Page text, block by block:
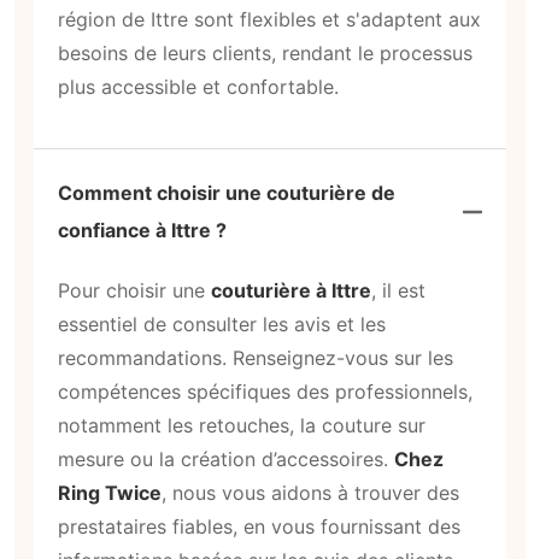
région de Ittre sont flexibles et s'adaptent aux
besoins de leurs clients, rendant le processus
plus accessible et confortable.
Comment choisir une couturière de
confiance à Ittre ?
Pour choisir une couturière à Ittre, il est
essentiel de consulter les avis et les
recommandations. Renseignez-vous sur les
compétences spécifiques des professionnels,
notamment les retouches, la couture sur
mesure ou la création d’accessoires. Chez
Ring Twice, nous vous aidons à trouver des
prestataires fiables, en vous fournissant des